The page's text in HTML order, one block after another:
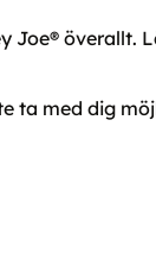
med dig